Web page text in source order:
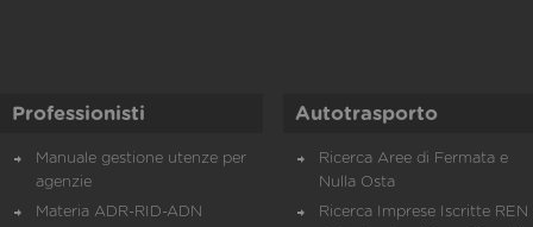
Professionisti
Manuale gestione utenze per
agenzie
Materia ADR-RID-ADN
Autotrasporto
Ricerca Aree di Fermata e
Nulla Osta
Ricerca Imprese Iscritte REN